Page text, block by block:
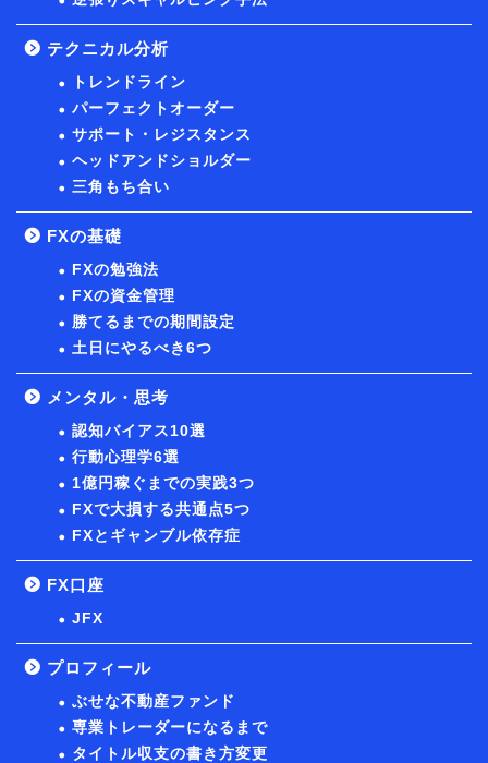
テクニカル分析
トレンドライン
パーフェクトオーダー
サポート・レジスタンス
ヘッドアンドショルダー
三角もち合い
FXの基礎
FXの勉強法
FXの資金管理
勝てるまでの期間設定
土日にやるべき6つ
メンタル・思考
認知バイアス10選
行動心理学6選
1億円稼ぐまでの実践3つ
FXで大損する共通点5つ
FXとギャンブル依存症
FX口座
JFX
プロフィール
ぶせな不動産ファンド
専業トレーダーになるまで
タイトル収支の書き方変更